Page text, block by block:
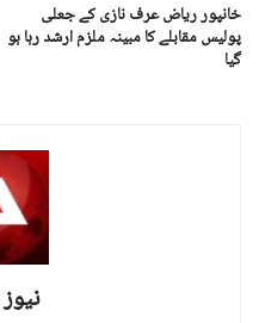
خانپور ریاض عرف نازی کے جعلی
پولیس مقابلے کا مبینہ ملزم ارشد رہا ہو
گیا